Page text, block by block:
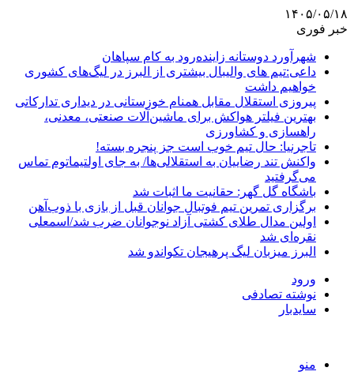
۱۴۰۵/۰۵/۱۸
خبر فوری
شهرآورد دوستانه زاینده‌رود به کام سپاهان
داعی:تیم های والیبال بیشتری از البرز در لیگ‌های کشوری
خواهیم داشت
پیروزی استقلال مقابل همنام خوزستانی در دیداری تدارکاتی
بهترین فیلتر هواکش برای ماشین‌آلات صنعتی، معدنی،
راهسازی و کشاورزی
تاجرنیا: حال تیم خوب است جز پنجره بسته!
واکنش تند رضاییان به استقلالی‌ها/ به جای اولتیماتوم تماس
می‌گرفتید
باشگاه گل گهر: حقانیت ما اثبات شد
برگزاری تمرین تیم فوتبال جوانان قبل از بازی با ذوب‌آهن
اولین مدال طلای کشتی آزاد نوجوانان ضرب شد/اسمعلی
نقره‌ای شد
البرز میزبان لیگ پرهیجان تکواندو شد
ورود
نوشته تصادفی
سایدبار
منو